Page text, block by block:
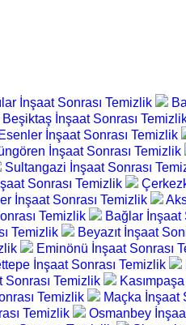
İnşaat Sonrası Temizlik
Beşiktaş İnşaat Sonrası
Esenler İnşaat Sonrası Temizlik
İnşaat Sonrası Temizlik
Sultangazi İnşaat Sonrası
Sonrası Temizlik
İnşaat Sonrası Temizlik
Temizlik Bağlar İnşaat
Temizlik Beyazıt İnşaat
Eminönü İnşaat Sonrası
İnşaat Sonrası Temizlik
Sonrası Temizlik
Temizlik Maçka İnşaat
Temizlik Osmanbey